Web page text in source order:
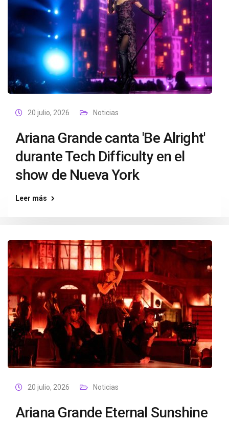
20 julio, 2026 Noticias
Ariana Grande canta 'Be Alright'
durante Tech Difficulty en el
show de Nueva York
Leer más
20 julio, 2026 Noticias
Ariana Grande Eternal Sunshine